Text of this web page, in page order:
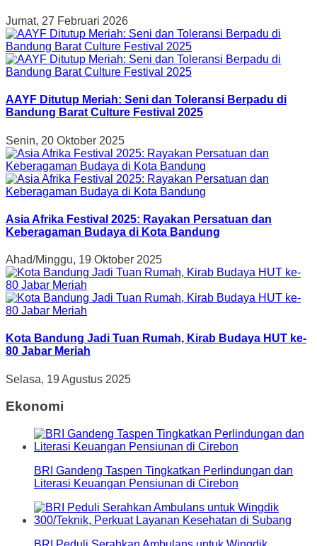
Jumat, 27 Februari 2026
AAYF Ditutup Meriah: Seni dan Toleransi Berpadu di
Bandung Barat Culture Festival 2025
Senin, 20 Oktober 2025
Asia Afrika Festival 2025: Rayakan Persatuan dan
Keberagaman Budaya di Kota Bandung
Ahad/Minggu, 19 Oktober 2025
Kota Bandung Jadi Tuan Rumah, Kirab Budaya HUT ke-
80 Jabar Meriah
Selasa, 19 Agustus 2025
Ekonomi
BRI Gandeng Taspen Tingkatkan Perlindungan dan
Literasi Keuangan Pensiunan di Cirebon